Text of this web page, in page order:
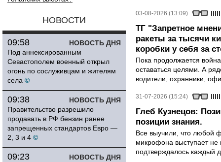
НОВОСТИ
НОВОСТЬ ДНЯ
09:58
Под аннексированным
Севастополем военный открыл
огонь по сослуживцам и жителям
села ©
НОВОСТЬ ДНЯ
09:38
Правительство разрешило
продавать в РФ бензин ранее
запрещенных стандартов Евро —
2, 3 и 4 ©
НОВОСТЬ ДНЯ
09:23
03-08-2026 (13:09)
ТГ "Запретное
ракеты за тысячи
коробки у себя за
Пока продолжается
оставаться целями. А
водители, охранники,
31-07-2026 (15:24)
Глеб Кузнецов:
позиции знания.
Все выучили, что любой
микрофона выступает не
подтверждалось каждый